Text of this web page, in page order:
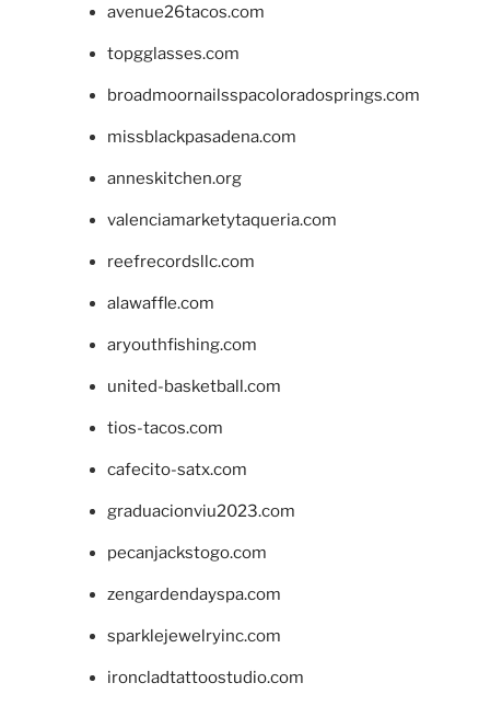
avenue26tacos.com
topgglasses.com
broadmoornailsspacoloradosprings.com
missblackpasadena.com
anneskitchen.org
valenciamarketytaqueria.com
reefrecordsllc.com
alawaffle.com
aryouthfishing.com
united-basketball.com
tios-tacos.com
cafecito-satx.com
graduacionviu2023.com
pecanjackstogo.com
zengardendayspa.com
sparklejewelryinc.com
ironcladtattoostudio.com